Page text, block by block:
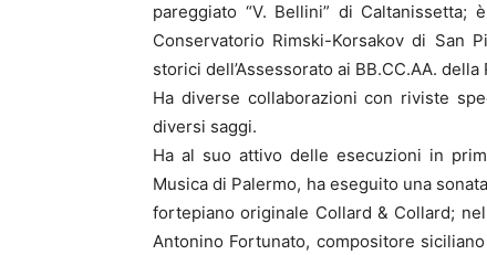
pareggiato “V. Bellini” di
Conservatorio Rimski-Korsakov di San
storici dell’Assessorato ai BB.CC.AA.
Ha diverse collaborazioni con riviste
diversi saggi.
Ha al suo attivo delle esecuzioni in
Musica di Palermo, ha eseguito una
fortepiano originale Collard & Collard;
Antonino Fortunato, compositore